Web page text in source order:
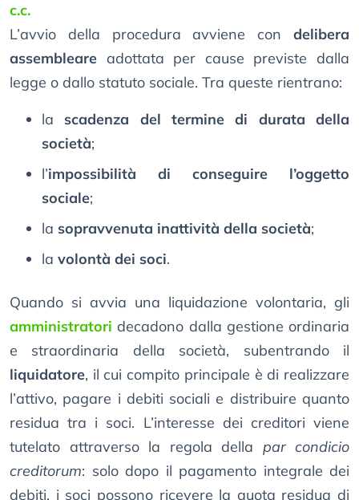
c.c.
L’avvio della procedura avviene con delibera
assembleare adottata per cause previste dalla
legge o dallo statuto sociale. Tra queste rientrano:
la scadenza del termine di durata della
società;
l’impossibilità di conseguire l’oggetto
sociale;
la sopravvenuta inattività della società;
la volontà dei soci.
Quando si avvia una liquidazione volontaria, gli
amministratori decadono dalla gestione ordinaria
e straordinaria della società, subentrando il
liquidatore, il cui compito principale è di realizzare
l’attivo, pagare i debiti sociali e distribuire quanto
residua tra i soci. L’interesse dei creditori viene
tutelato attraverso la regola della par condicio
creditorum: solo dopo il pagamento integrale dei
debiti, i soci possono ricevere la quota residua di